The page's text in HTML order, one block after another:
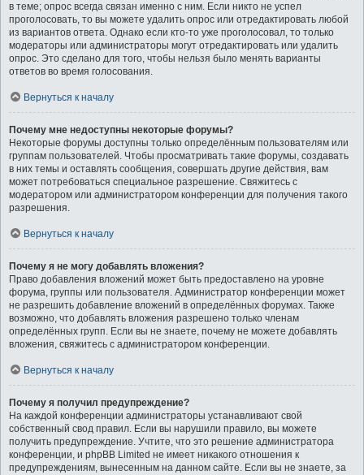
в теме; опрос всегда связан именно с ним. Если никто не успел
проголосовать, то вы можете удалить опрос или отредактировать любой
из вариантов ответа. Однако если кто-то уже проголосовал, то только
модераторы или администраторы могут отредактировать или удалить
опрос. Это сделано для того, чтобы нельзя было менять варианты
ответов во время голосования.
Вернуться к началу
Почему мне недоступны некоторые форумы?
Некоторые форумы доступны только определённым пользователям или
группам пользователей. Чтобы просматривать такие форумы, создавать
в них темы и оставлять сообщения, совершать другие действия, вам
может потребоваться специальное разрешение. Свяжитесь с
модератором или администратором конференции для получения такого
разрешения.
Вернуться к началу
Почему я не могу добавлять вложения?
Право добавления вложений может быть предоставлено на уровне
форума, группы или пользователя. Администратор конференции может
не разрешить добавление вложений в определённых форумах. Также
возможно, что добавлять вложения разрешено только членам
определённых групп. Если вы не знаете, почему не можете добавлять
вложения, свяжитесь с администратором конференции.
Вернуться к началу
Почему я получил предупреждение?
На каждой конференции администраторы устанавливают свой
собственный свод правил. Если вы нарушили правило, вы можете
получить предупреждение. Учтите, что это решение администратора
конференции, и phpBB Limited не имеет никакого отношения к
предупреждениям, вынесенным на данном сайте. Если вы не знаете, за